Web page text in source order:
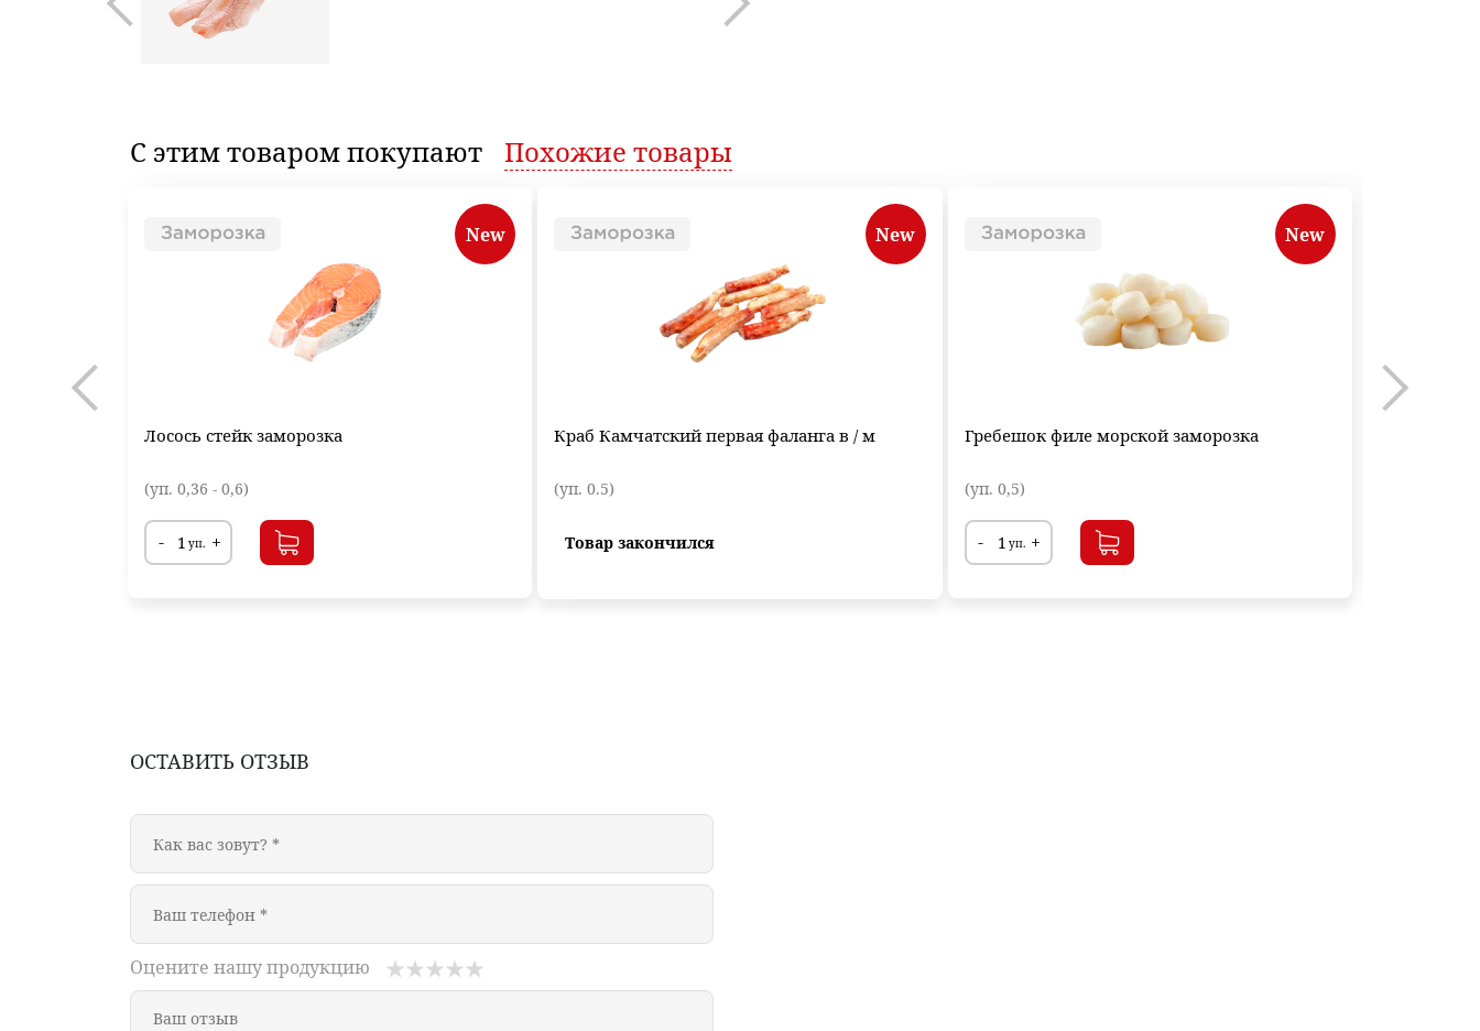
С этим товаромпокупают Похожие товары
New
Лосось стейк заморозка
(уп. 0,36 - 0,6)
- +
уп.
New
Краб Камчатский первая фаланга в / м
(уп. 0.5)
Товар закончился
New
Гребешок филе морской заморозка
(уп. 0,5)
- +
уп.
ОСТАВИТЬ ОТЗЫВ
Оцените нашу продукцию